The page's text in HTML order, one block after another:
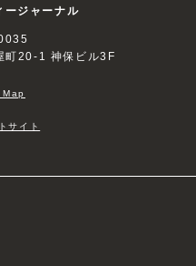
ージャーナル
町20-1 神保ビル3F
サイト